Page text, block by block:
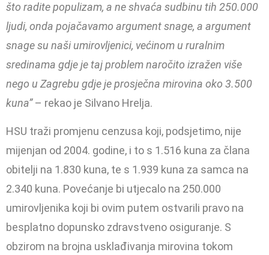
što radite populizam, a ne shvaća sudbinu tih 250.000
ljudi, onda pojačavamo argument snage, a argument
snage su naši umirovljenici, većinom u ruralnim
sredinama gdje je taj problem naročito izražen više
nego u Zagrebu gdje je prosječna mirovina oko 3.500
kuna”– rekao je Silvano Hrelja.
HSU traži promjenu cenzusa koji, podsjetimo, nije
mijenjan od 2004. godine, i to s 1.516 kuna za člana
obitelji na 1.830 kuna, te s 1.939 kuna za samca na
2.340 kuna. Povećanje bi utjecalo na 250.000
umirovljenika koji bi ovim putem ostvarili pravo na
besplatno dopunsko zdravstveno osiguranje. S
obzirom na brojna usklađivanja mirovina tokom